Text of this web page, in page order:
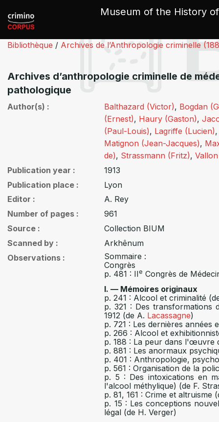
Museum of the History
Bibliothèque / Archives de l’Anthropologie criminelle
Archives d’anthropologie criminelle de
pathologique
Author(s) Balthazard (Victor), Bogdan
(Ernest), Haury (Gaston),
(Paul-Louis), Lagriffe (Lucien)
Matignon (Jean-Jacques),
de), Strassmann (Fritz),
Publication year
1913
Publication place
Lyon
Editor
A. Rey
Number of pages
961
Source
Collection BIUM
Scanned by
Arkhênum
Observations
Sommaire :
Congrès
p. 481 : IIe Congrès de
I. — Mémoires originaux
p. 241 : Alcool et criminalité
p. 321 : Des transformations
1912 (de A. Lacassagne)
p. 721 : Les dernières années
p. 266 : Alcool et
p. 188 : La peur dans l'œuvre
p. 881 : Les anormaux
p. 401 : Anthropologie,
p. 561 : Organisation de la
p. 5 : Des intoxications en
l'alcool méthylique) (de F.
p. 81, 161 : Crime et altruisme
p. 15 : Les conceptions
légal (de H. Verger)
Cookies management panel